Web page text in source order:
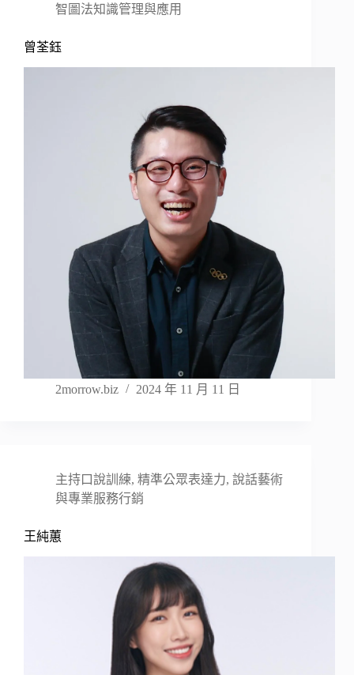
智圖法知識管理與應用
曾荃鈺
2morrow.biz 2024 年 11 月 11 日
主持口說訓練, 精準公眾表達力, 說話藝術
與專業服務行銷
王純蕙